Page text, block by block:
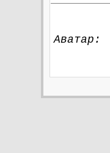
Аватар: